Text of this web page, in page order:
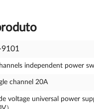
independent power
channel 20A
voltage universal power